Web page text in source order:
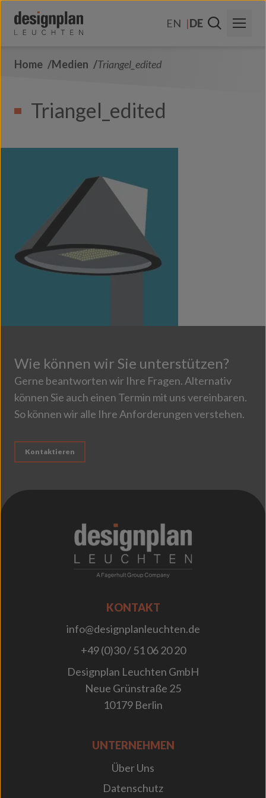
EN
DE
Über Uns
Kontakt
Home Medien Triangel_edited
Triangel_edited
Wie können wir Sie unterstützen?
Gerne beantworten wir Ihre Fragen. Alternativ
können Sie auch einen Termin mit uns vereinbaren.
So können wir alle Ihre Anforderungen verstehen.
Kontaktieren
KONTAKT
info@designplanleuchten.de
+49 (0)30 / 51 06 20 20
Designplan Leuchten GmbH
Neue Grünstraße 25
10179 Berlin
UNTERNEHMEN
Über Uns
Datenschutz